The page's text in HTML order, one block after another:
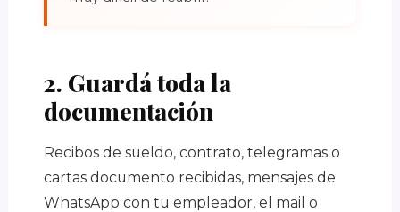
2. Guardá toda la
documentación
Recibos de sueldo, contrato, telegramas o
cartas documento recibidas, mensajes de
WhatsApp con tu empleador, el mail o